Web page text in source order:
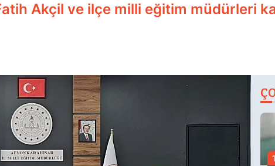
Akçil ve ilçe milli eğitim müdürleri
1